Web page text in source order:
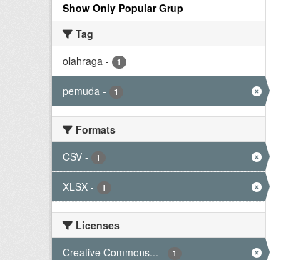
Show Only Popular Grup
Tag
olahraga - 1
pemuda - 1
Formats
CSV - 1
XLSX - 1
Licenses
Creative Commons... - 1